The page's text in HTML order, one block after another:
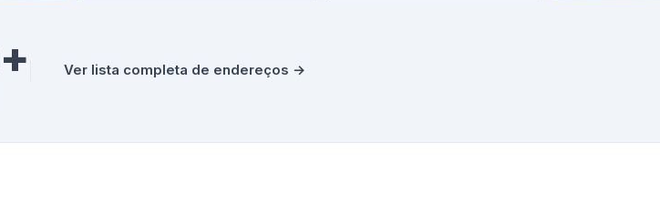
Ver lista completa de endereços →